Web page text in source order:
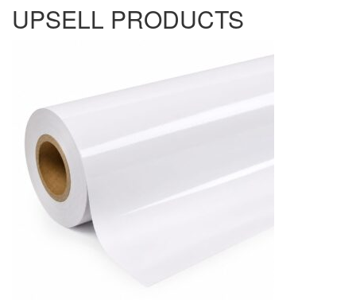
UPSELL PRODUCTS